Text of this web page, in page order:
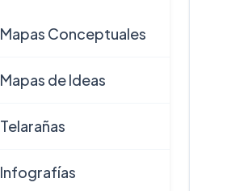
Mapas Conceptuales
Mapas de Ideas
Telarañas
Infografí­as